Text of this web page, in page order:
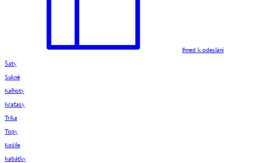
Ihned k odeslání
Šaty
Sukně
Kalhoty
Kraťasy
Trika
Topy
Košile
Kabátky